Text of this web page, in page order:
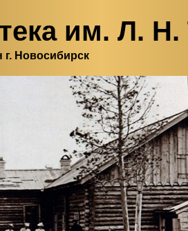
им. Л. Н.
г. Новосибирск